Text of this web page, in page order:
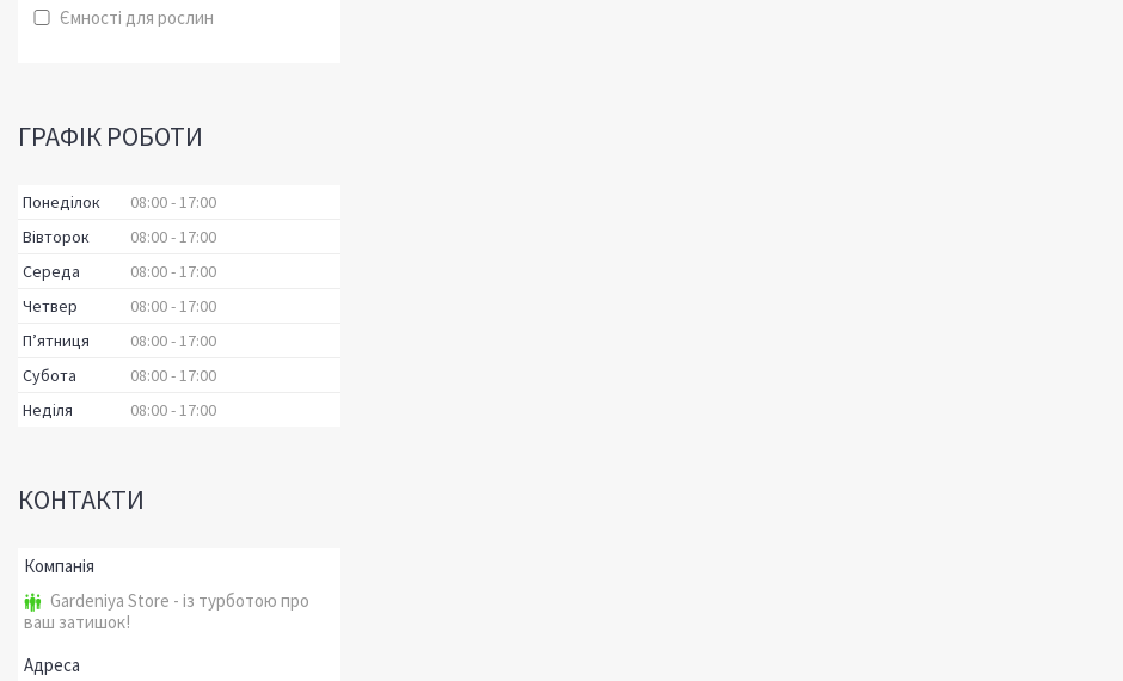
Ємності для рослин
ГРАФІК РОБОТИ
Понеділок 08:00 17:00
Вівторок
08:00 17:00
Середа
08:00 17:00
Четвер
08:00 17:00
Пʼятниця
08:00 17:00
Субота
08:00 17:00
Неділя
08:00 17:00
КОНТАКТИ
Gardeniya Store - із турботою про
ваш затишок!